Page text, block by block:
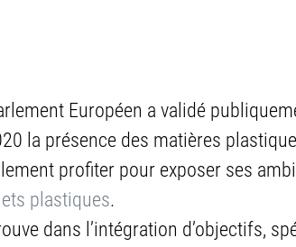
Européen a validé
la présence des matières
profiter pour exposer ses
plastiques.
dans l’intégration d’objectifs,